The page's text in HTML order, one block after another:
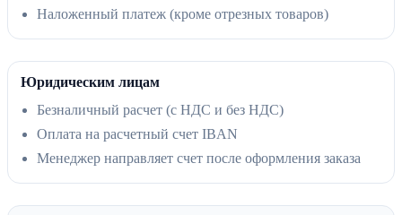
Наложенный платеж (кроме отрезных товаров)
Юридическим лицам
Безналичный расчет (с НДС и без НДС)
Оплата на расчетный счет IBAN
Менеджер направляет счет после оформления заказа